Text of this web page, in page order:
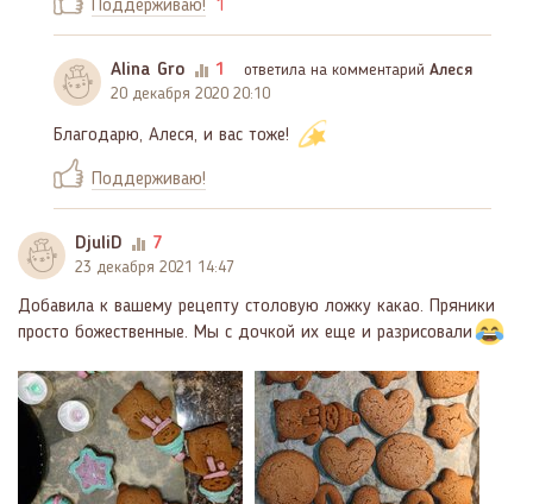
Поддерживаю! 1
Alina Gro 1 ответила на комментарий Алеся
20 декабря 2020 20:10
Благодарю, Алеся, и вас тоже!
Поддерживаю!
DjuliD 7
23 декабря 2021 14:47
Добавила к вашему рецепту столовую ложку какао. Пряники
просто божественные. Мы с дочкой их еще и разрисовали